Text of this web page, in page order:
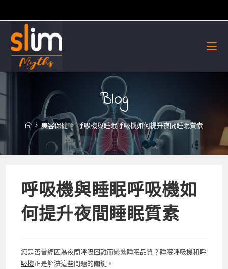
to
content
Blog
> 美容保健 > 呼吸機與睡眠呼吸機如何提升夜間睡眠質素
呼吸機與睡眠呼吸機如
何提升夜間睡眠質素
您是否曾經因為夜間呼吸困難而影響睡眠品質？睡眠呼吸機和呼
吸機正是解決這些問題的關鍵。